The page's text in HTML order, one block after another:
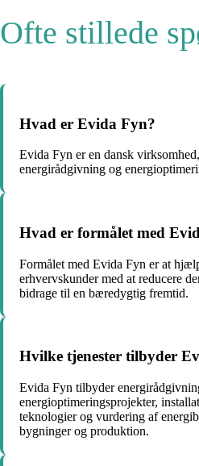
Ofte stillede
Hvad er Evida Fyn?
Evida Fyn er en dansk
energirådgivning og
Hvad er formålet med
Formålet med Evida Fyn er at
erhvervskunder med at reducere
bidrage til en bæredygtig fremtid.
Hvilke tjenester tilbyder
Evida Fyn tilbyder
energioptimeringsprojekter,
teknologier og vurdering af
bygninger og produktion.